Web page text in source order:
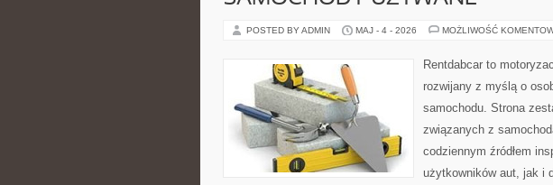
POSTED BY ADMIN MAJ - 4 - 2026 MOŻLIWOŚĆ
Rentdabcar to
rozwijany z myślą o
samochodu. Strona
związanych z
codziennym źródłem
użytkowników aut, jak i